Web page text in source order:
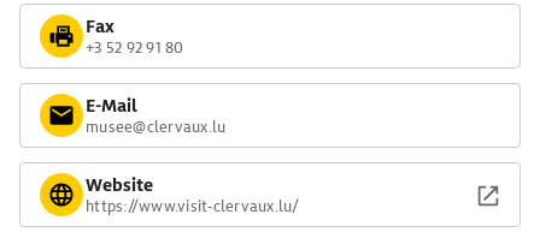
Fax
+3 52 92 91 80
E-Mail
musee@clervaux.lu
Website
https://www.visit-clervaux.lu/